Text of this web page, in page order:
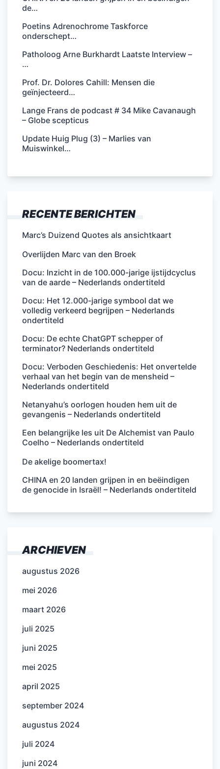
de…
Poetins Adrenochrome Taskforce
onderschept…
Patholoog Arne Burkhardt Laatste Interview –
…
Prof. Dr. Dolores Cahill: Mensen die
geïnjecteerd…
Lange Frans de podcast # 34 Mike Cavanaugh
– Globe scepticus
Update Huig Plug (3) – Marlies van
Muiswinkel…
RECENTE BERICHTEN
Marc’s Duizend Quotes als ansichtkaart
Overlijden Marc van den Broek
Docu: Inzicht in de 100.000-jarige ijstijdcyclus
van de aarde – Nederlands ondertiteld
Docu: Het 12.000-jarige symbool dat we
volledig verkeerd begrijpen – Nederlands
ondertiteld
Docu: De echte ChatGPT schepper of
terminator? Nederlands ondertiteld
Docu: Verboden Geschiedenis: Het onvertelde
verhaal van het begin van de mensheid –
Nederlands ondertiteld
Netanyahu’s oorlogen houden hem uit de
gevangenis – Nederlands ondertiteld
Een belangrijke les uit De Alchemist van Paulo
Coelho – Nederlands ondertiteld
De akelige boomertax!
CHINA en 20 landen grijpen in en beëindigen
de genocide in Israël! – Nederlands ondertiteld
ARCHIEVEN
augustus 2026
mei 2026
maart 2026
juli 2025
juni 2025
mei 2025
april 2025
september 2024
augustus 2024
juli 2024
juni 2024